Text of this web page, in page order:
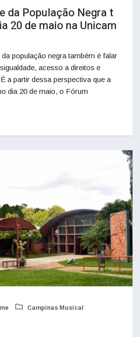
da População Negra t
20 de maio na Unicam
população negra também é falar
acesso a direitos e
a partir dessa perspectiva que a
dia 20 de maio, o Fórum
Campinas Musical